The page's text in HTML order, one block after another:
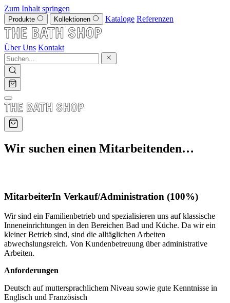
Zum Inhalt springen
Produkte Kollektionen Kataloge Referenzen
Über Uns Kontakt
Wir suchen einen Mitarbeitenden…
MitarbeiterIn Verkauf/Administration (100%)
Wir sind ein Familienbetrieb und spezialisieren uns auf klassische
Inneneinrichtungen in den Bereichen Bad und Küche. Da wir ein
kleiner Betrieb sind, sind die alltäglichen Arbeiten
abwechslungsreich. Von Kundenbetreuung über administrative
Arbeiten.
Anforderungen
Deutsch auf muttersprachlichem Niveau sowie gute Kenntnisse in
Englisch und Französisch